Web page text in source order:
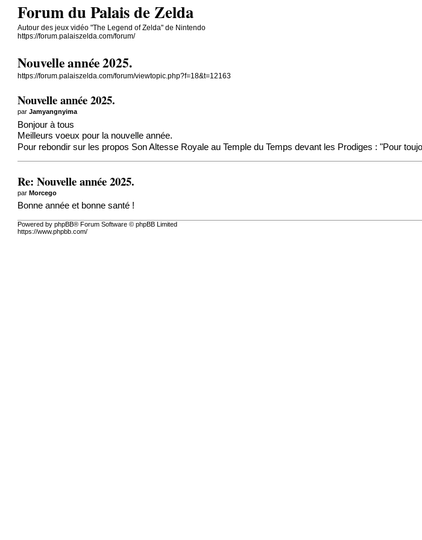
Forum du Palais de Zelda
Autour des jeux vidéo "The Legend of Zelda" de Nintendo
https://forum.palaiszelda.com/forum/
Nouvelle année 2025.
https://forum.palaiszelda.com/forum/viewtopic.php?f=18&t=12163
Nouvelle année 2025.
parJamyangnyima
Bonjour à tous
Meilleurs voeux pour la nouvelle année.
Pour rebondir sur les propos Son Altesse Royale au Temple du Temps devant les Prodiges : "Pour
Re: Nouvelle année 2025.
parMorcego
Bonne année et bonne santé !
Powered by phpBB® Forum Software © phpBB Limited
https://www.phpbb.com/